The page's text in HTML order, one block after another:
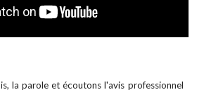
la parole et écoutons l'avis professionnel